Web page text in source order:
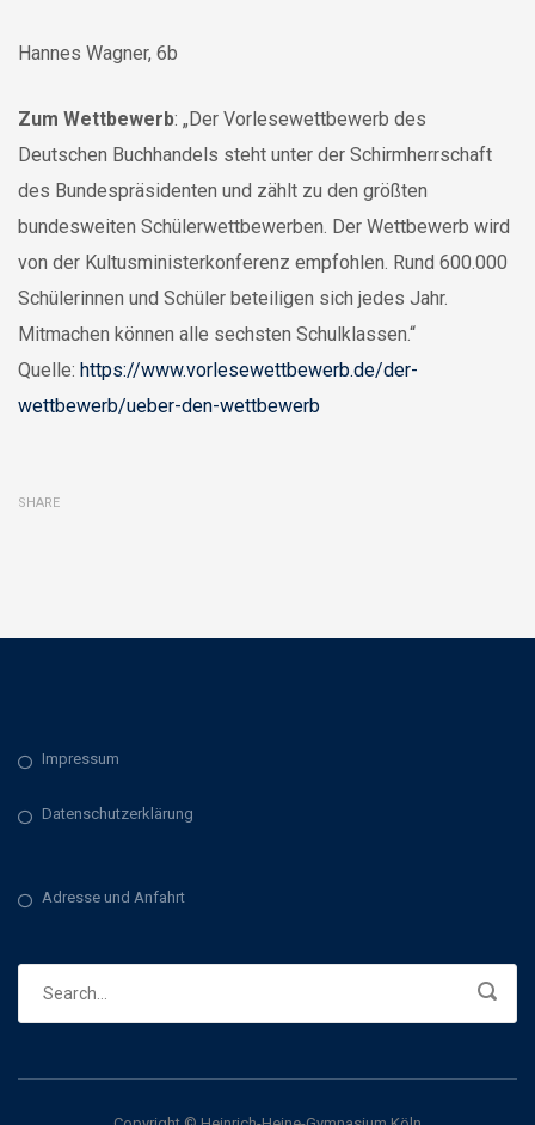
Hannes Wagner, 6b
Zum Wettbewerb: „Der Vorlesewettbewerb des
Deutschen Buchhandels steht unter der Schirmherrschaft
des Bundespräsidenten und zählt zu den größten
bundesweiten Schülerwettbewerben. Der Wettbewerb wird
von der Kultusministerkonferenz empfohlen. Rund 600.000
Schülerinnen und Schüler beteiligen sich jedes Jahr.
Mitmachen können alle sechsten Schulklassen.“
Quelle: https://www.vorlesewettbewerb.de/der-
wettbewerb/ueber-den-wettbewerb
SHARE
Impressum
Datenschutzerklärung
Adresse und Anfahrt